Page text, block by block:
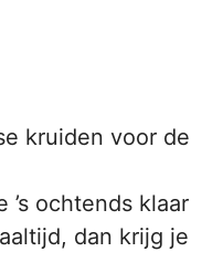
kruiden voor de
’s ochtends klaar
dan krijg je